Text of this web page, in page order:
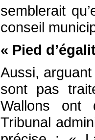
semblerait
conseil
« Pied
Aussi,
sont pas
Wallons ont
Tribunal